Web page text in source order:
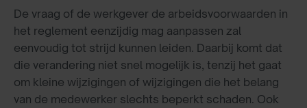
De vraag of de werkgever de arbeidsvoorwaarden in
het reglement eenzijdig mag aanpassen zal
eenvoudig tot strijd kunnen leiden. Daarbij komt dat
die verandering niet snel mogelijk is, tenzij het gaat
om kleine wijzigingen of wijzigingen die het belang
van de medewerker slechts beperkt schaden. Ook